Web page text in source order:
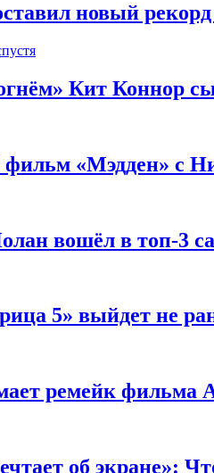
новый
Кит Коннор
«Мэдден» с
вошёл в топ-3
5» выйдет не
ремейк фильма
об экране»: